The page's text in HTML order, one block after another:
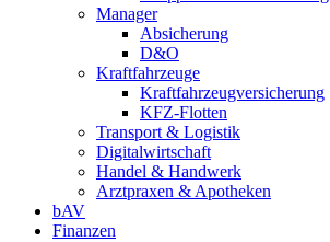
Manager
Absicherung
D&O
Kraftfahrzeuge
Kraftfahrzeugversicherung
KFZ-Flotten
Transport & Logistik
Digitalwirtschaft
Handel & Handwerk
Arztpraxen & Apotheken
bAV
Finanzen